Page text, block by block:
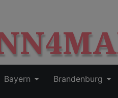
p
t
o
c
Bayern Brandenburg